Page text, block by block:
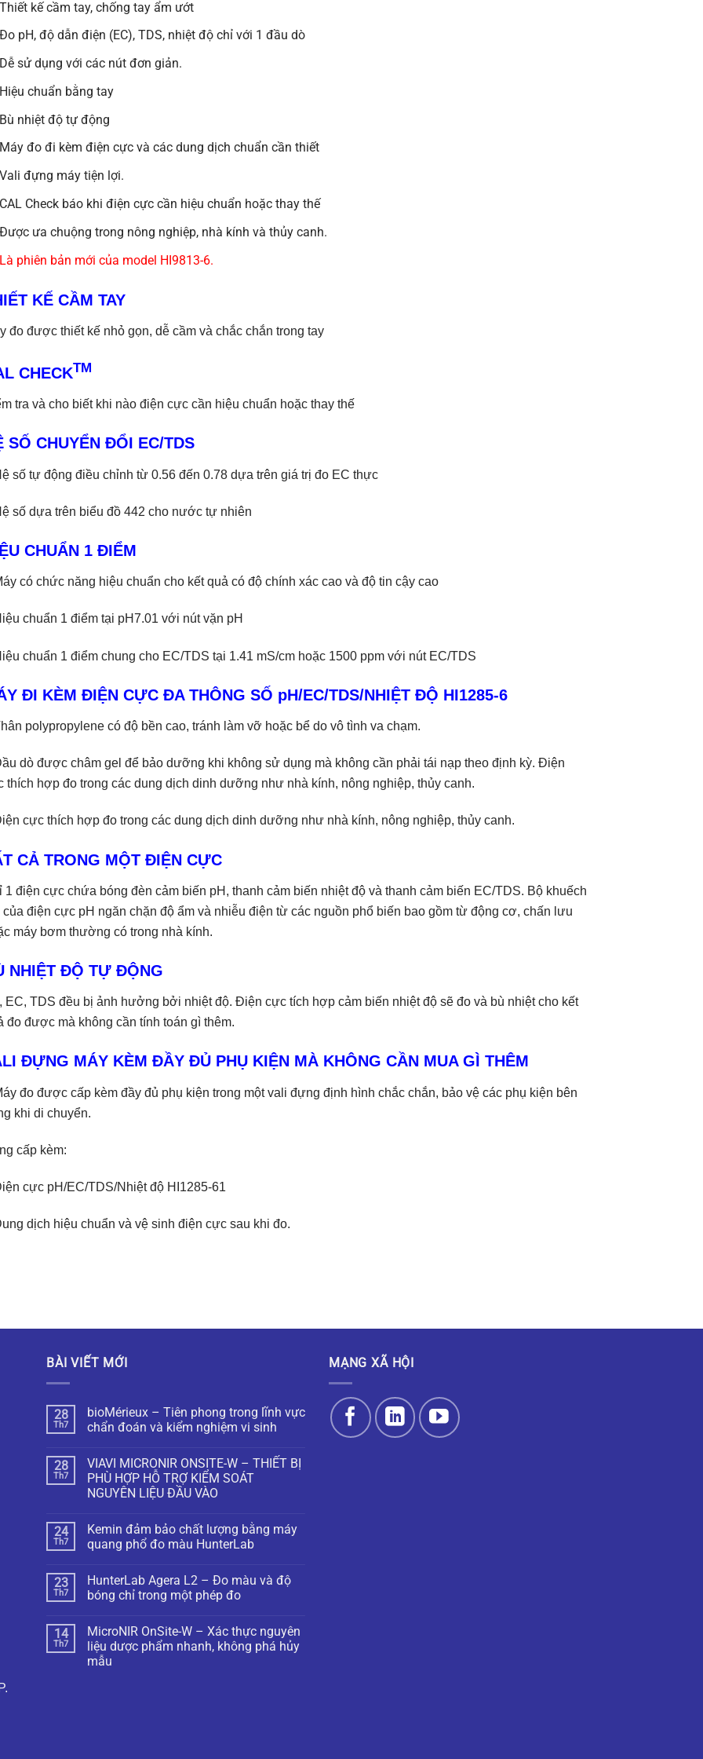
Thiết kế cầm tay, chống tay ẩm ướt
Đo pH, độ dẫn điện (EC), TDS, nhiệt độ chỉ với 1 đầu dò
Dễ sử dụng với các nút đơn giản.
Hiệu chuẩn bằng tay
Bù nhiệt độ tự động
Máy đo đi kèm điện cực và các dung dịch chuẩn cần thiết
Vali đựng máy tiện lợi.
CAL Check báo khi điện cực cần hiệu chuẩn hoặc thay thế
Được ưa chuộng trong nông nghiệp, nhà kính và thủy canh.
Là phiên bản mới của model HI9813-6.
KẾ CẦM TAY
đo được thiết kế nhỏ gọn, dễ cầm và chắc chắn trong tay
CHECKTM
tra và cho biết khi nào điện cực cần hiệu chuẩn hoặc thay thế
SỐ CHUYỂN ĐỔI EC/TDS
số tự động điều chỉnh từ 0.56 đến 0.78 dựa trên giá trị đo EC thực
số dựa trên biểu đồ 442 cho nước tự nhiên
CHUẨN 1 ĐIỂM
có chức năng hiệu chuẩn cho kết quả có độ chính xác cao và độ tin cậy cao
chuẩn 1 điểm tại pH7.01 với nút vặn pH
chuẩn 1 điểm chung cho EC/TDS tại 1.41 mS/cm hoặc 1500 ppm với nút EC/TDS
ĐI KÈM ĐIỆN CỰC ĐA THÔNG SỐ pH/EC/TDS/NHIỆT ĐỘ HI1285-6
polypropylene có độ bền cao, tránh làm vỡ hoặc bể do vô tình va chạm.
dò được châm gel để bảo dưỡng khi không sử dụng mà không cần phải tái nạp theo định kỳ. Điện
thích hợp đo trong các dung dịch dinh dưỡng như nhà kính, nông nghiệp, thủy canh.
cực thích hợp đo trong các dung dịch dinh dưỡng như nhà kính, nông nghiệp, thủy canh.
CẢ TRONG MỘT ĐIỆN CỰC
1 điện cực chứa bóng đèn cảm biến pH, thanh cảm biến nhiệt độ và thanh cảm biến EC/TDS. Bộ khuếch
của điện cực pH ngăn chặn độ ẩm và nhiễu điện từ các nguồn phổ biến bao gồm từ động cơ, chấn lưu
máy bơm thường có trong nhà kính.
NHIỆT ĐỘ TỰ ĐỘNG
EC, TDS đều bị ảnh hưởng bởi nhiệt độ. Điện cực tích hợp cảm biến nhiệt độ sẽ đo và bù nhiệt cho kết
đo được mà không cần tính toán gì thêm.
ĐỰNG MÁY KÈM ĐẦY ĐỦ PHỤ KIỆN MÀ KHÔNG CẦN MUA GÌ THÊM
đo được cấp kèm đầy đủ phụ kiện trong một vali đựng định hình chắc chắn, bảo vệ các phụ kiện bên
khi di chuyển.
cấp kèm:
cực pH/EC/TDS/Nhiệt độ HI1285-61
dịch hiệu chuẩn và vệ sinh điện cực sau khi đo.
BÀI VIẾT MỚI
28
Th7
bioMérieux – Tiên phong trong lĩnh vực
chẩn đoán và kiểm nghiệm vi sinh
28
Th7
VIAVI MICRONIR ONSITE-W – THIẾT BỊ
PHÙ HỢP HỖ TRỢ KIỂM SOÁT
NGUYÊN LIỆU ĐẦU VÀO
24
Th7
Kemin đảm bảo chất lượng bằng máy
quang phổ đo màu HunterLab
23
Th7
HunterLab Agera L2 – Đo màu và độ
bóng chỉ trong một phép đo
14
Th7
MicroNIR OnSite-W – Xác thực nguyên
liệu dược phẩm nhanh, không phá hủy
mẫu
MẠNG XÃ HỘI